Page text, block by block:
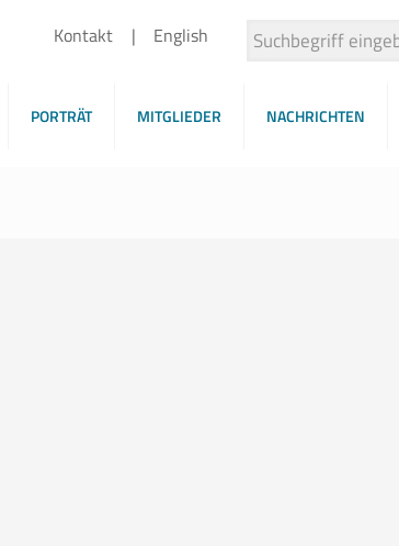
Kontakt English
PORTRÄT MITGLIEDER NACHRICHTEN